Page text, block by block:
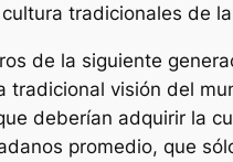
tradicionales de
de la siguiente
visión del
deberían adquirir la
promedio, que